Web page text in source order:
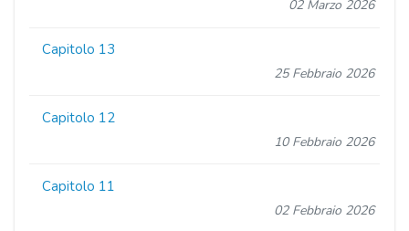
02 Marzo 2026
Capitolo 13
25 Febbraio 2026
Capitolo 12
10 Febbraio 2026
Capitolo 11
02 Febbraio 2026